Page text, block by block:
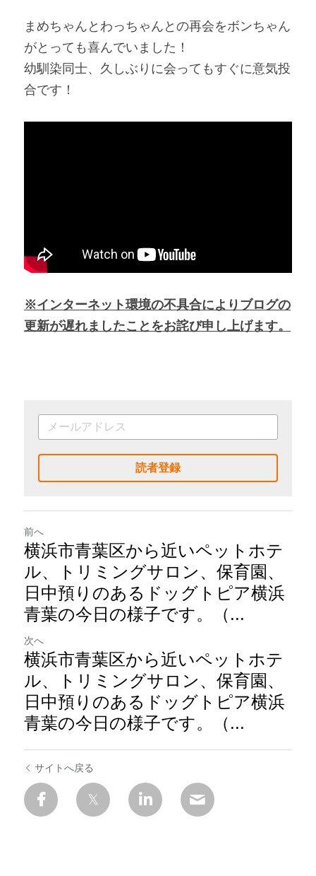
まめちゃんとわっちゃんとの再会をボンちゃん
がとっても喜んでいました！
幼馴染同士、久しぶりに会ってもすぐに意気投
合です！
※インターネット環境の不具合によりブログの
更新が遅れましたことをお詫び申し上げます。
読者登録
前へ
横浜市青葉区から近いペットホテ
ル、トリミングサロン、保育園、
日中預りのあるドッグトピア横浜
青葉の今日の様子です。（...
次へ
横浜市青葉区から近いペットホテ
ル、トリミングサロン、保育園、
日中預りのあるドッグトピア横浜
青葉の今日の様子です。（...
サイトへ戻る